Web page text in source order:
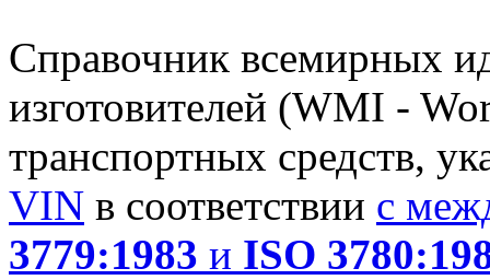
Справочник всемирных
изготовителей (WMI -
транспортных средств,
VIN в соответствии с
3779:1983 и ISO